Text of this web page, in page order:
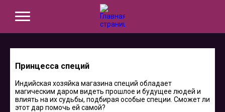
Принцесса специй
Индийская хозяйка магазина специй обладает
магическим даром видеть прошлое и будущее людей и
влиять на их судьбы, подбирая особые специи. Сможет ли
этот дар помочь ей самой?